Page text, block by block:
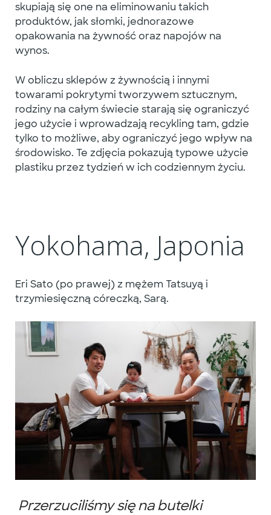
skupiają się one na eliminowaniu takich
produktów, jak słomki, jednorazowe
opakowania na żywność oraz napojów na
wynos.
W obliczu sklepów z żywnością i innymi
towarami pokrytymi tworzywem sztucznym,
rodziny na całym świecie starają się ograniczyć
jego użycie i wprowadzają recykling tam, gdzie
tylko to możliwe, aby ograniczyć jego wpływ na
środowisko. Te zdjęcia pokazują typowe użycie
plastiku przez tydzień w ich codziennym życiu.
Yokohama, Japonia
Eri Sato (po prawej) z mężem Tatsuyą i
trzymiesięczną córeczką, Sarą.
Przerzuciliśmy się na butelki